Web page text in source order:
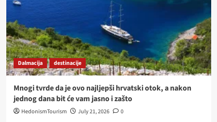
Dalmacija destinacije
Mnogi tvrde da je ovo najljepši hrvatski otok, a nakon
jednog dana bit će vam jasno i zašto
HedonismTourism July 21, 2026 0